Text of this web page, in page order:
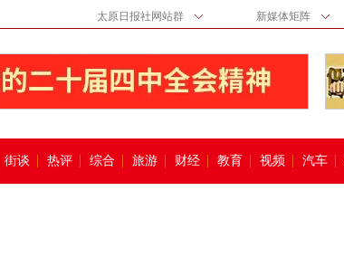
太原日报社网站群 新媒体矩阵
街谈 热评 综合 旅游 财经 教育 视频 汽车